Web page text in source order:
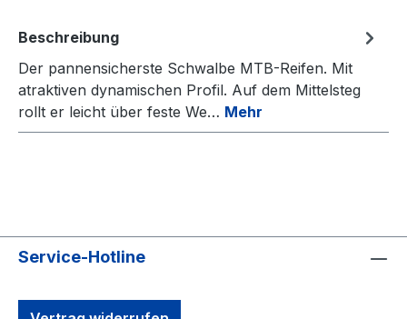
Beschreibung
Der pannensicherste Schwalbe MTB-Reifen. Mit
atraktiven dynamischen Profil. Auf dem Mittelsteg
rollt er leicht über feste We… Mehr
Service-Hotline